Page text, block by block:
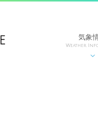
気象
Weather
